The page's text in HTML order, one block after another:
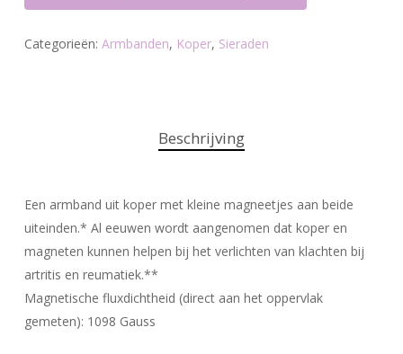
Categorieën: Armbanden, Koper, Sieraden
Beschrijving
Een armband uit koper met kleine magneetjes aan beide
uiteinden.* Al eeuwen wordt aangenomen dat koper en
magneten kunnen helpen bij het verlichten van klachten bij
artritis en reumatiek.**
Magnetische fluxdichtheid (direct aan het oppervlak
gemeten): 1098 Gauss